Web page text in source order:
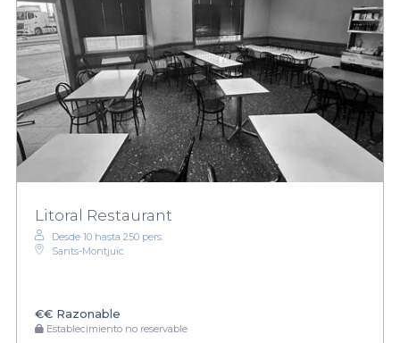
Litoral Restaurant
Desde 10 hasta 250 pers.
Sants-Montjuïc
€€ Razonable
Establecimiento no reservable